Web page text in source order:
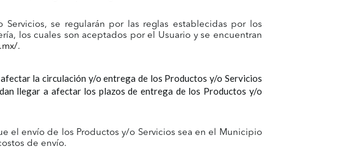
se regularán por las reglas establecidas por los
los cuales son aceptados por el Usuario y se encuentran
.
la circulación y/o entrega de los Productos y/o Servicios
llegar a afectar los plazos de entrega de los Productos y/o
el envío de los Productos y/o Servicios sea en el Municipio
de envío.